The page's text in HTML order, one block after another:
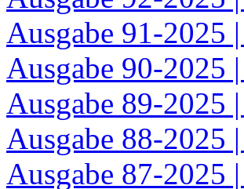
Ausgabe 91-2025
Ausgabe 90-2025
Ausgabe 89-2025
Ausgabe 88-2025
Ausgabe 87-2025